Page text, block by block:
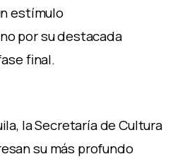
estímulo
por su destacada
final.
la Secretaría de Cultura
su más profundo